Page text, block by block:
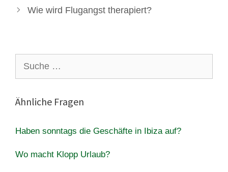
Wie wird Flugangst therapiert?
nach:
Ähnliche Fragen
Haben sonntags die Geschäfte in Ibiza auf?
Wo macht Klopp Urlaub?